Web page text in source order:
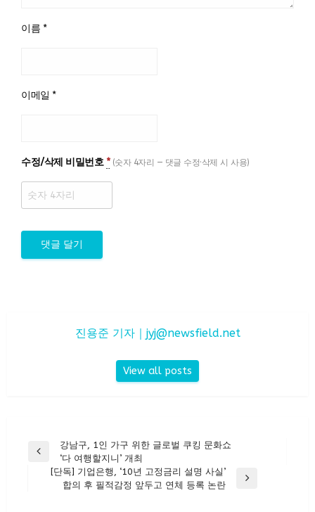
이름 *
이메일 *
수정/삭제 비밀번호 * (숫자 4자리 — 댓글 수정·삭제 시 사용)
진용준 기자｜ jyj@newsfield.net
View all posts
글
Previous
강남구, 1인 가구 위한 글로벌 쿠킹 문화쇼
‘다 여행할지니’ 개최
[단독] 기업은행, ‘10년 고정금리 설명 사실’
합의 후 필적감정 앞두고 연체 등록 논란